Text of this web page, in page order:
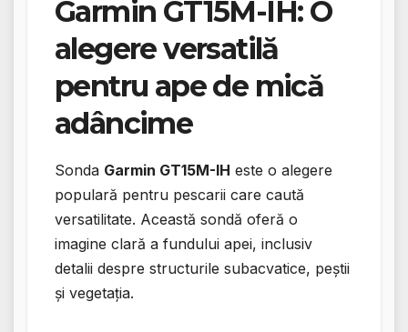
Garmin GT15M-IH: O
alegere versatilă
pentru ape de mică
adâncime
Sonda Garmin GT15M-IH este o alegere
populară pentru pescarii care caută
versatilitate. Această sondă oferă o
imagine clară a fundului apei, inclusiv
detalii despre structurile subacvatice, peștii
și vegetația.